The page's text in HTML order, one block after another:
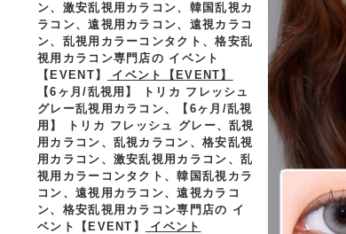
ン、激安乱視用カラコン、韓国乱視カ
ラコン、遠視用カラコン、遠視カラコ
ン、乱視用カラーコンタクト、格安乱
視用カラコン専門店の イベント
【EVENT】
イベント【EVENT】
【6ヶ月/乱視用】 トリカ フレッシュ
グレー乱視用カラコン、
【6ヶ月/乱視
用】 トリカ フレッシュ グレー、乱視
用カラコン、乱視カラコン、格安乱視
用カラコン、激安乱視用カラコン、乱
視用カラーコンタクト、韓国乱視カラ
コン、遠視用カラコン、遠視カラコ
ン、格安乱視用カラコン専門店の イ
ベント【EVENT】
イベント